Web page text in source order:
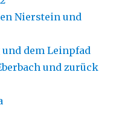
Nierstein und
und dem Leinpfad
und zurück